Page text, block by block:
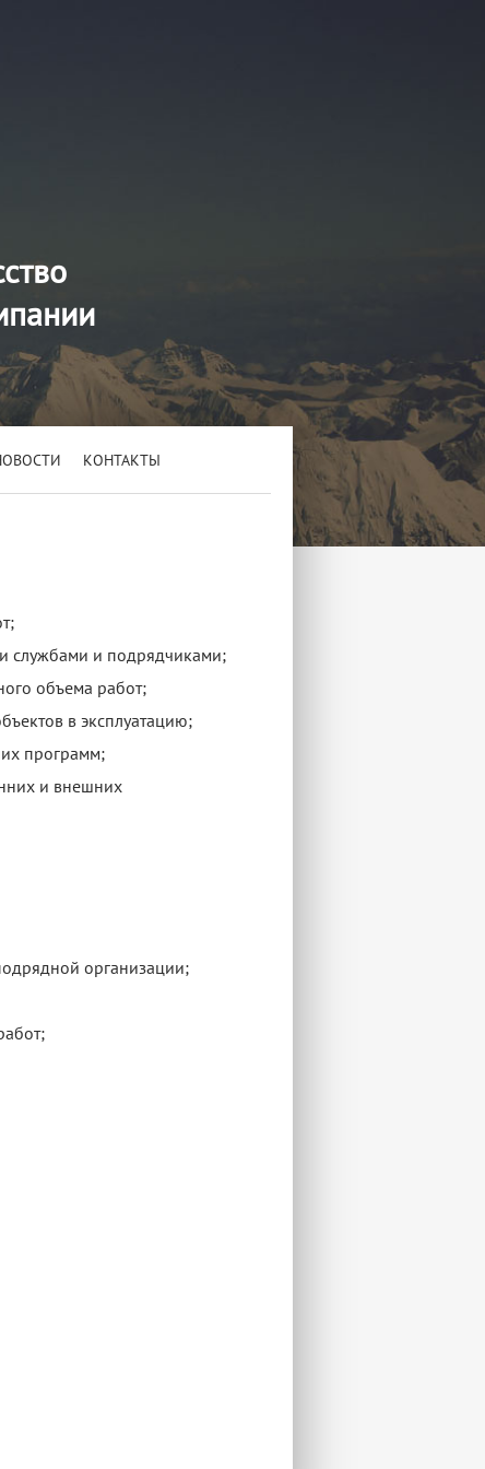
КОНТАКТЫ
службами и подрядчиками;
объема работ;
в эксплуатацию;
программ;
и внешних
организации;